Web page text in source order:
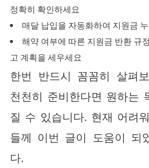
정확히 확인하세요
매달 납입을 자동화하여 지원금
해약 여부에 따른 지원금 반환 규
고 계획을 세우세요
한번 반드시 꼼꼼히 살펴
천천히 준비한다면 원하는
질 수 있습니다. 현재 어려
들께 이번 글이 도움이 되
다.